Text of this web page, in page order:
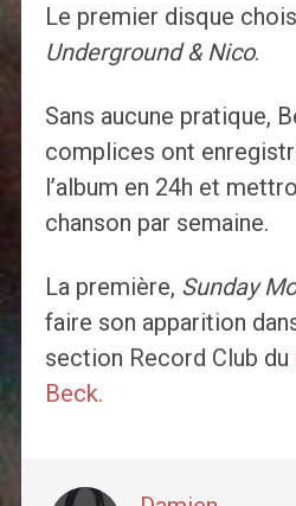
Le premier disque
Underground & Nico.
Sans aucune pratique,
complices ont
l’album en 24h et
chanson par semaine.
La première, Sunday
faire son apparition
section Record Club du
Beck.